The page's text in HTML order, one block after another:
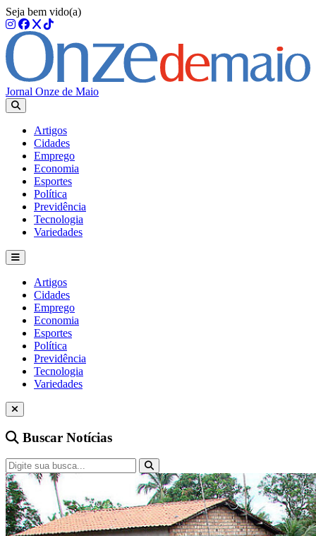
Seja bem vido(a)
Jornal Onze de Maio
Artigos
Cidades
Emprego
Economia
Esportes
Política
Previdência
Tecnologia
Variedades
Artigos
Cidades
Emprego
Economia
Esportes
Política
Previdência
Tecnologia
Variedades
Buscar Notícias